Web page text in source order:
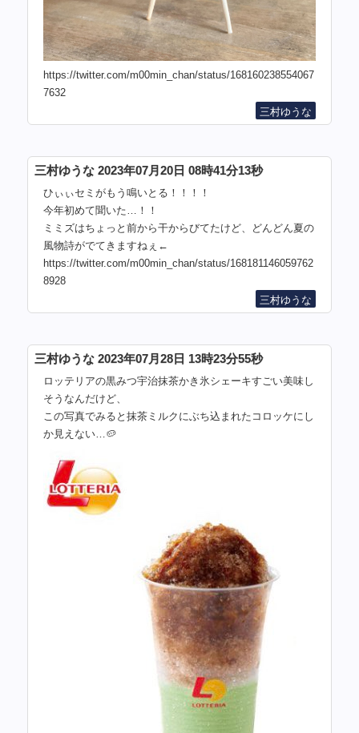
https://twitter.com/m00min_chan/status/168160238554067
7632
三村ゆうな
三村ゆうな 2023年07月20日 08時41分13秒
ひぃぃセミがもう鳴いとる！！！！
今年初めて聞いた…！！
ミミズはちょっと前から干からびてたけど、どんどん夏の
風物詩がでてきますねぇ←
https://twitter.com/m00min_chan/status/168181146059762
8928
三村ゆうな
三村ゆうな 2023年07月28日 13時23分55秒
ロッテリアの黒みつ宇治抹茶かき氷シェーキすごい美味し
そうなんだけど、
この写真でみると抹茶ミルクにぶち込まれたコロッケにし
か見えない…🥔